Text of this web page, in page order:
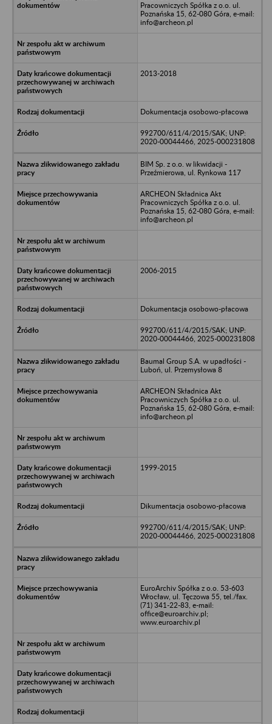
Pracowniczych Spółka z o.o. ul.
Poznańska 15, 62-080 Góra, e-mail:
info@archeon.pl
2013-2018
Dokumentacja osobowo-płacowa
992700/611/4/2015/SAK; UNP:
2020-00044466, 2025-000231808
BIM Sp. z o.o. w likwidacji -
Przeźmierowa, ul. Rynkowa 117
ARCHEON Składnica Akt
Pracowniczych Spółka z o.o. ul.
Poznańska 15, 62-080 Góra, e-mail:
info@archeon.pl
2006-2015
Dokumentacja osobowo-płacowa
992700/611/4/2015/SAK; UNP:
2020-00044466, 2025-000231808
Baumal Group S.A. w upadłości -
Luboń, ul. Przemysłowa 8
ARCHEON Składnica Akt
Pracowniczych Spółka z o.o. ul.
Poznańska 15, 62-080 Góra, e-mail:
info@archeon.pl
1999-2015
Dikumentacja osobowo-płacowa
992700/611/4/2015/SAK; UNP:
2020-00044466, 2025-000231808
EuroArchiv Spółka z o.o. 53-603
Wrocław, ul. Tęczowa 55, tel./fax.
(71) 341-22-83, e-mail:
office@euroarchiv.pl;
www.euroarchiv.pl